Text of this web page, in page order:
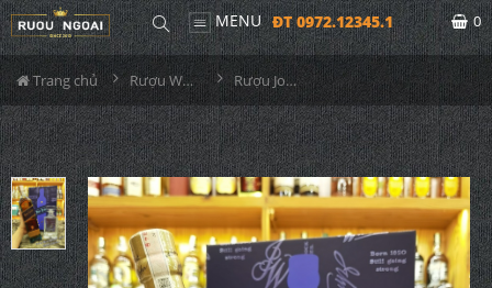
MENU ĐT 0972.12345.1 0
Trang chủ Rượu Whisky Rượu Johnnie Walker Blue Label Hộp Quà 2026